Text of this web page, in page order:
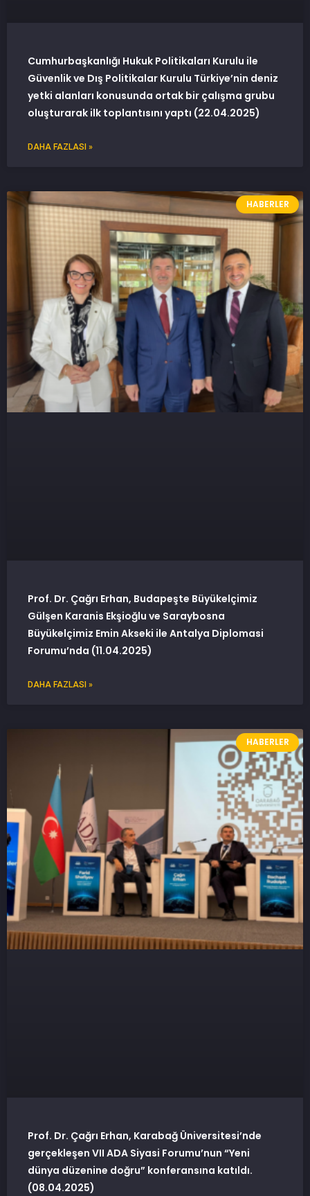
Cumhurbaşkanlığı Hukuk Politikaları Kurulu ile
Güvenlik ve Dış Politikalar Kurulu Türkiye’nin deniz
yetki alanları konusunda ortak bir çalışma grubu
oluşturarak ilk toplantısını yaptı (22.04.2025)
DAHA FAZLASI »
HABERLER
Prof. Dr. Çağrı Erhan, Budapeşte Büyükelçimiz
Gülşen Karanis Ekşioğlu ve Saraybosna
Büyükelçimiz Emin Akseki ile Antalya Diplomasi
Forumu’nda (11.04.2025)
DAHA FAZLASI »
HABERLER
Prof. Dr. Çağrı Erhan, Karabağ Üniversitesi’nde
gerçekleşen VII ADA Siyasi Forumu’nun “Yeni
dünya düzenine doğru” konferansına katıldı.
(08.04.2025)